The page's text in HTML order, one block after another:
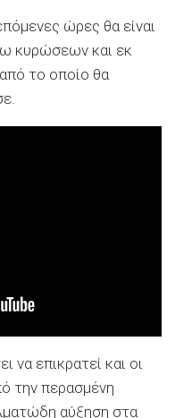
ώρες θα είναι
κυρώσεων και εκ
το οποίο θα
να επικρατεί και οι
την περασμένη
αύξηση στα